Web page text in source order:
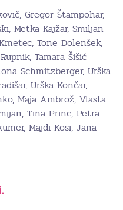
Gregor Štampohar,
Metka Kajžar, Smiljan
Tone Dolenšek,
Tamara Šišić
Schmitzberger, Urška
Urška Končar,
Maja Ambrož, Vlasta
Tina Princ, Petra
Majdi Kosi, Jana